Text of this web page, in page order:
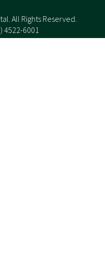
All Rights Reserved.
4522-6001